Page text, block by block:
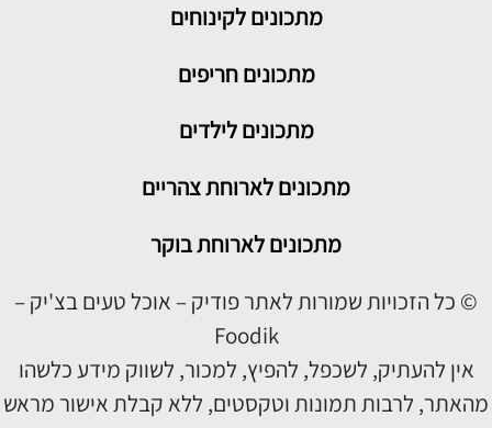
מתכונים לקינוחים
מתכונים חריפים
מתכונים לילדים
מתכונים לארוחת צהריים
מתכונים לארוחת בוקר
© כל הזכויות שמורות לאתר פודיק – אוכל טעים בצ'יק –
Foodik
אין להעתיק, לשכפל, להפיץ, למכור, לשווק מידע כלשהו
מהאתר, לרבות תמונות וטקסטים, ללא קבלת אישור מראש